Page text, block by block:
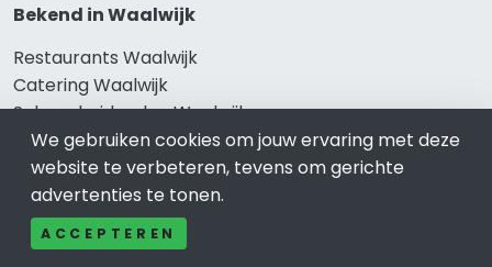
Bekend in Waalwijk
Restaurants Waalwijk
Catering Waalwijk
Schoonheidssalon Waalwijk
Tandartspraktijken Waalwijk
Loodgieters Waalwijk
Stukadoorsbedrijf Waalwijk
Verhuisbedrijf Waalwijk
We gebruiken cookies om jouw ervaring met deze
website te verbeteren, tevens om gerichte
advertenties te tonen.
ACCEPTEREN